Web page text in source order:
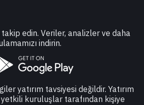
edin. Veriler, analizler ve daha
indirin.
yatırım tavsiyesi değildir. Yatırım
yetkili kuruluşlar tarafından kişiye